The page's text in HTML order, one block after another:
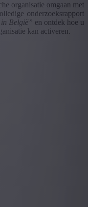
organisatie omgaan met
onderzoeksrapport
België” en ontdek hoe u
kan activeren.